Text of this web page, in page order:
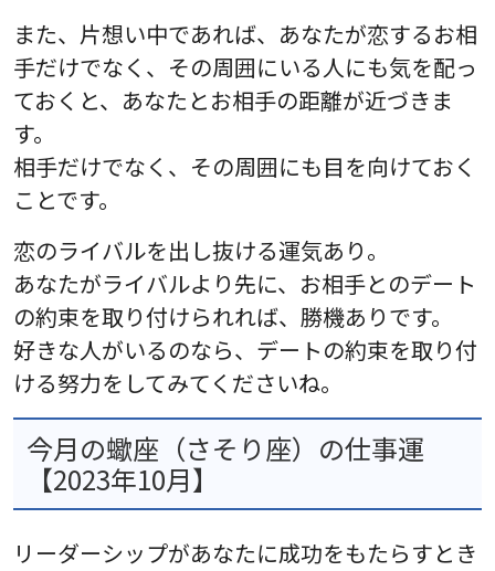
また、片想い中であれば、あなたが恋するお相
手だけでなく、その周囲にいる人にも気を配っ
ておくと、あなたとお相手の距離が近づきま
す。
相手だけでなく、その周囲にも目を向けておく
ことです。
恋のライバルを出し抜ける運気あり。
あなたがライバルより先に、お相手とのデート
の約束を取り付けられれば、勝機ありです。
好きな人がいるのなら、デートの約束を取り付
ける努力をしてみてくださいね。
今月の蠍座（さそり座）の仕事運
【2023年10月】
リーダーシップがあなたに成功をもたらすとき